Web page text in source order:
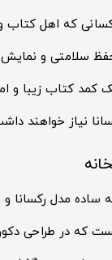
که اهل کتاب
سلامتی و
کمد کتاب زیبا و
نیاز خواهند
ساده مدل رکسانا
که در طراحی